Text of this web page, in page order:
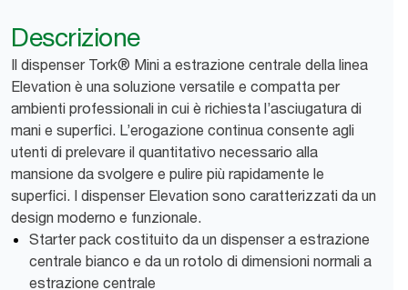
Descrizione
Il dispenser Tork® Mini a estrazione centrale della linea
Elevation è una soluzione versatile e compatta per
ambienti professionali in cui è richiesta l’asciugatura di
mani e superfici. L’erogazione continua consente agli
utenti di prelevare il quantitativo necessario alla
mansione da svolgere e pulire più rapidamente le
superfici. I dispenser Elevation sono caratterizzati da un
design moderno e funzionale.
Starter pack costituito da un dispenser a estrazione
centrale bianco e da un rotolo di dimensioni normali a
estrazione centrale